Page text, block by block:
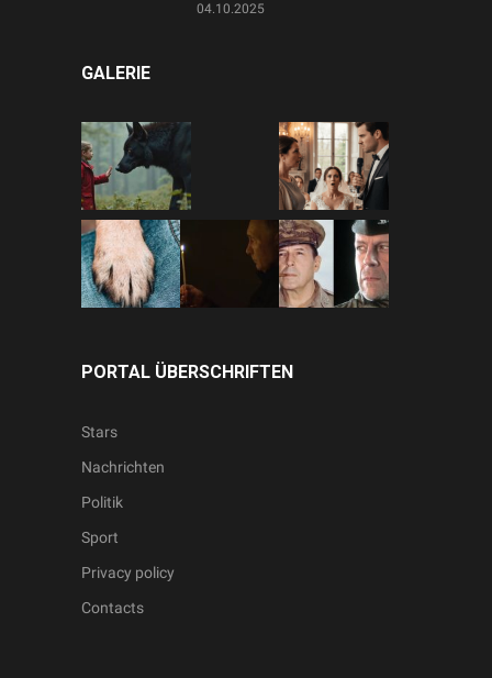
04.10.2025
GALERIE
PORTAL ÜBERSCHRIFTEN
Stars
Nachrichten
Politik
Sport
Privacy policy
Contacts